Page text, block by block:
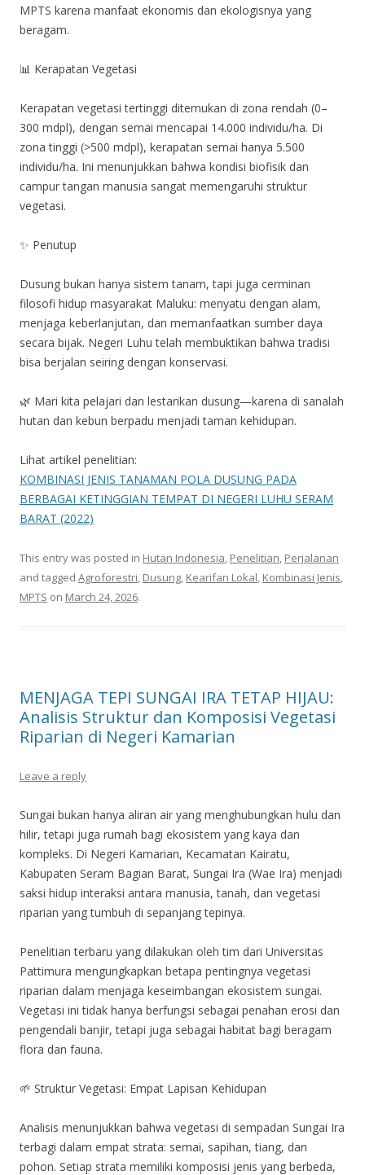
MPTS karena manfaat ekonomis dan ekologisnya yang
beragam.
📊 Kerapatan Vegetasi
Kerapatan vegetasi tertinggi ditemukan di zona rendah (0–
300 mdpl), dengan semai mencapai 14.000 individu/ha. Di
zona tinggi (>500 mdpl), kerapatan semai hanya 5.500
individu/ha. Ini menunjukkan bahwa kondisi biofisik dan
campur tangan manusia sangat memengaruhi struktur
vegetasi.
✨ Penutup
Dusung bukan hanya sistem tanam, tapi juga cerminan
filosofi hidup masyarakat Maluku: menyatu dengan alam,
menjaga keberlanjutan, dan memanfaatkan sumber daya
secara bijak. Negeri Luhu telah membuktikan bahwa tradisi
bisa berjalan seiring dengan konservasi.
🌿 Mari kita pelajari dan lestarikan dusung—karena di sanalah
hutan dan kebun berpadu menjadi taman kehidupan.
Lihat artikel penelitian:
KOMBINASI JENIS TANAMAN POLA DUSUNG PADA
BERBAGAI KETINGGIAN TEMPAT DI NEGERI LUHU SERAM
BARAT (2022)
This entry was posted in Hutan Indonesia, Penelitian, Perjalanan
and tagged Agroforestri, Dusung, Kearifan Lokal, Kombinasi Jenis,
MPTS on March 24, 2026.
MENJAGA TEPI SUNGAI IRA TETAP HIJAU:
Analisis Struktur dan Komposisi Vegetasi
Riparian di Negeri Kamarian
Leave a reply
Sungai bukan hanya aliran air yang menghubungkan hulu dan
hilir, tetapi juga rumah bagi ekosistem yang kaya dan
kompleks. Di Negeri Kamarian, Kecamatan Kairatu,
Kabupaten Seram Bagian Barat, Sungai Ira (Wae Ira) menjadi
saksi hidup interaksi antara manusia, tanah, dan vegetasi
riparian yang tumbuh di sepanjang tepinya.
Penelitian terbaru yang dilakukan oleh tim dari Universitas
Pattimura mengungkapkan betapa pentingnya vegetasi
riparian dalam menjaga keseimbangan ekosistem sungai.
Vegetasi ini tidak hanya berfungsi sebagai penahan erosi dan
pengendali banjir, tetapi juga sebagai habitat bagi beragam
flora dan fauna.
🌱 Struktur Vegetasi: Empat Lapisan Kehidupan
Analisis menunjukkan bahwa vegetasi di sempadan Sungai Ira
terbagi dalam empat strata: semai, sapihan, tiang, dan
pohon. Setiap strata memiliki komposisi jenis yang berbeda,